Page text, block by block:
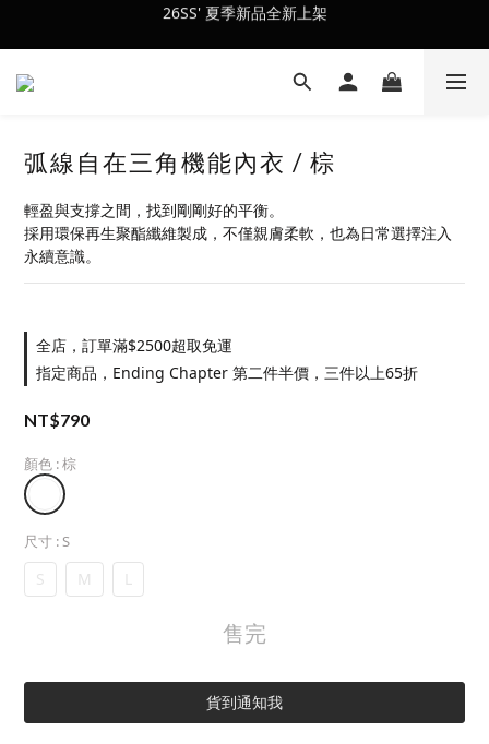
會員訂單滿$2500超取免運
26SS' 夏季新品全新上架
會員訂單滿$2500超取免運
弧線自在三角機能內衣 / 棕
輕盈與支撐之間，找到剛剛好的平衡。
採用環保再生聚酯纖維製成，不僅親膚柔軟，也為日常選擇注入
永續意識。
全店，訂單滿$2500超取免運
指定商品，Ending Chapter 第二件半價，三件以上65折
NT$790
顏色 : 棕
尺寸 : S
S M L
售完
貨到通知我